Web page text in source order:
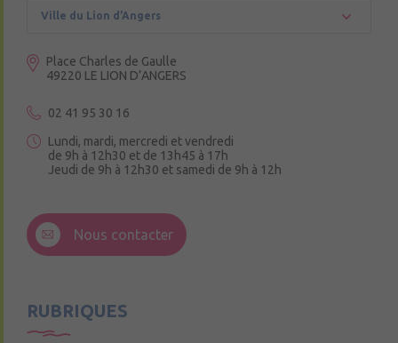
Ville du Lion d’Angers
Place Charles de Gaulle
49220 LE LION D’ANGERS
02 41 95 30 16
Lundi, mardi, mercredi et vendredi
de 9h à 12h30 et de 13h45 à 17h
Jeudi de 9h à 12h30 et samedi de 9h à 12h
49220 Andigné
Nous contacter
RUBRIQUES